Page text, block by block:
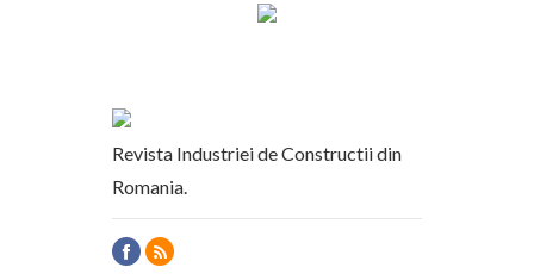
Revista Industriei de Constructii din
Romania.